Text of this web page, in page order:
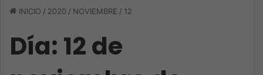
INICIO / 2020 / NOVIEMBRE / 12
Día: 12 de